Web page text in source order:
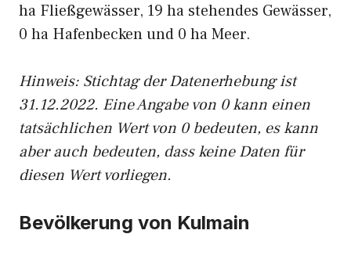
ha Fließgewässer, 19 ha stehendes Gewässer,
0 ha Hafenbecken und 0 ha Meer.
Hinweis: Stichtag der Datenerhebung ist
31.12.2022. Eine Angabe von 0 kann einen
tatsächlichen Wert von 0 bedeuten, es kann
aber auch bedeuten, dass keine Daten für
diesen Wert vorliegen.
Bevölkerung von Kulmain